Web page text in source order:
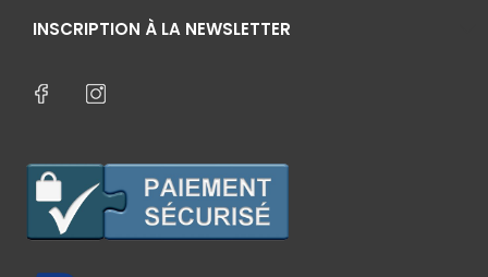
INSCRIPTION À LA NEWSLETTER